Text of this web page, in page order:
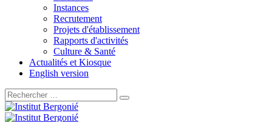
Instances
Recrutement
Projets d'établissement
Rapports d'activités
Culture & Santé
Actualités et Kiosque
English version
Rechercher :